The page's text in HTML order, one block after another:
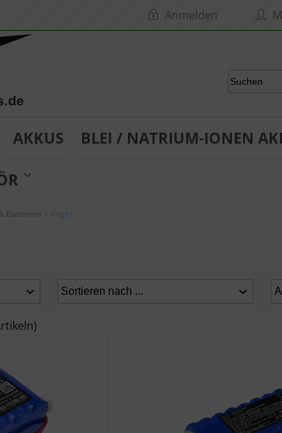
Anmelden
AKKUS BLEI / NATRIUM-IONEN
Batterien » Angel